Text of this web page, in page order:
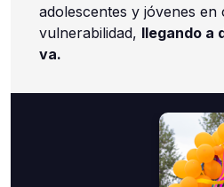
adolescentes y jóvenes en
vulnerabilidad, llegando a
va.